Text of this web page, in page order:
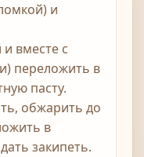
и
вместе с
переложить в
пасту.
обжарить до
в
закипеть.